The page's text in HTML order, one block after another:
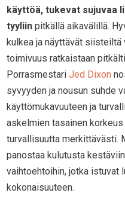
käyttöä, tukevat sujuvaa
tyyliin pitkällä aikavälillä.
kulkea ja näyttävät siisteiltä
toimivuus ratkaistaan
PorrasmestariJed Dixon
syvyyden ja nousun suhde
käyttömukavuuteen ja
askelmien tasainen
turvallisuutta merkittävästi.
panostaa kulutusta
vaihtoehtoihin, jotka istuvat
kokonaisuuteen.